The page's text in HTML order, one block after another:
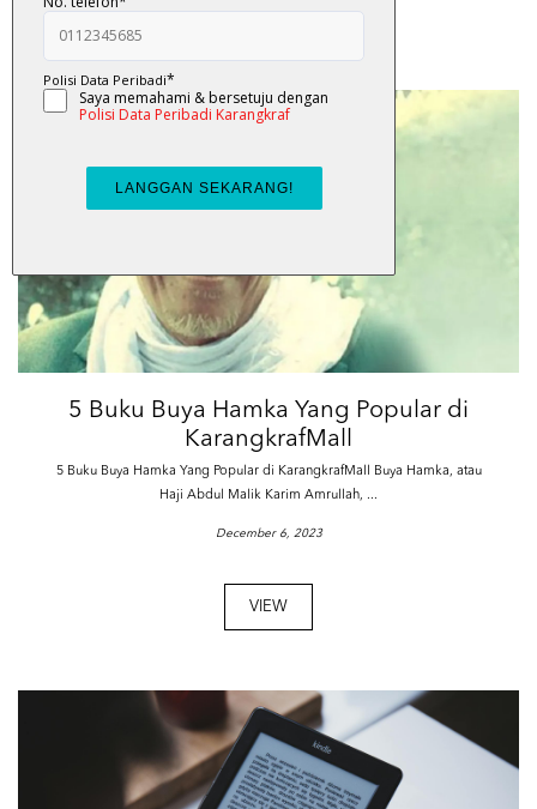
5 Buku Buya Hamka Yang Popular di
KarangkrafMall
5 Buku Buya Hamka Yang Popular di KarangkrafMall Buya Hamka, atau
Haji Abdul Malik Karim Amrullah, ...
December 6, 2023
VIEW